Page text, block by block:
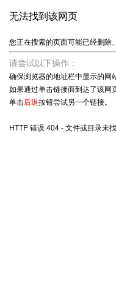
无法找到该网页
您正在搜索的页面可能已经删除
请尝试以下操作：
确保浏览器的地址栏中显示的网
如果通过单击链接而到达了该网
单击后退按钮尝试另一个链接。
HTTP 错误 404 - 文件或目录未找